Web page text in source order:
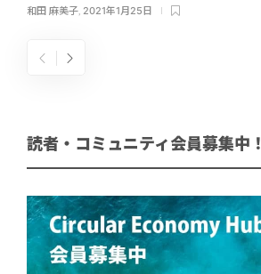
和田 麻美子, 2021年1月25日
読者・コミュニティ会員募集中！